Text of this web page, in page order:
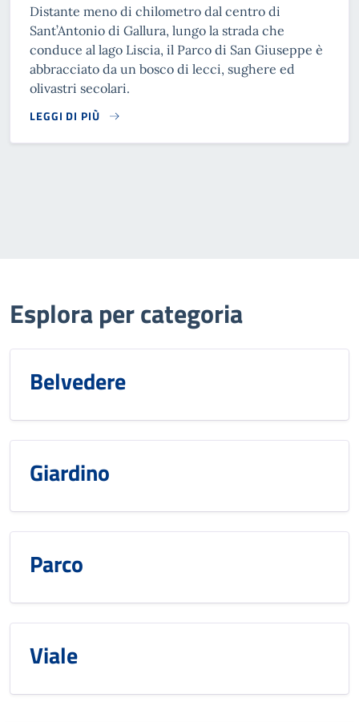
Distante meno di chilometro dal centro di
Sant’Antonio di Gallura, lungo la strada che
conduce al lago Liscia, il Parco di San Giuseppe è
abbracciato da un bosco di lecci, sughere ed
olivastri secolari.
LEGGI DI PIÙ
READ MORE
Esplora per categoria
Belvedere
Giardino
Parco
Viale